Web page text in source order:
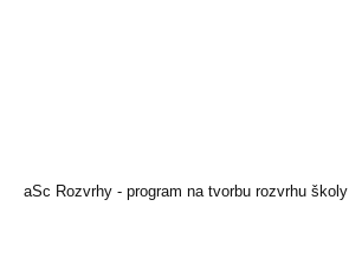
aSc Rozvrhy - program na tvorbu rozvrhu školy